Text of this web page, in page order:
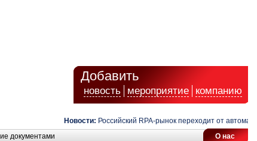
Добавить
новость мероприятие компанию
Новости: Российский RPA-рынок переходит от
О нас
документами